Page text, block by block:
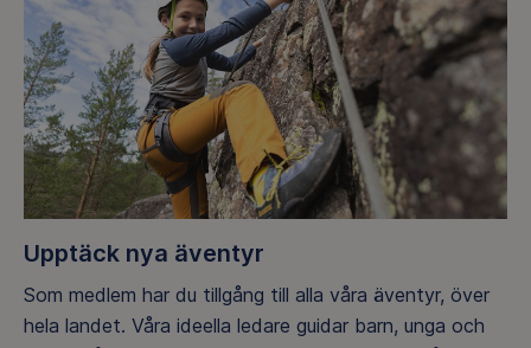
Upptäck nya äventyr
Som medlem har du tillgång till alla våra äventyr, över
hela landet. Våra ideella ledare guidar barn, unga och